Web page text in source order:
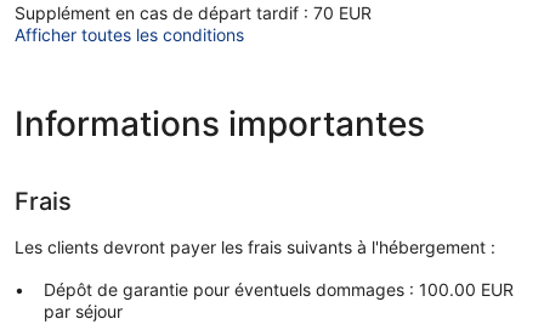
Supplément en cas de départ tardif : 70 EUR
Afficher toutes les conditions
Informations importantes
Frais
Les clients devront payer les frais suivants à l'hébergement :
Dépôt de garantie pour éventuels dommages : 100.00 EUR
par séjour